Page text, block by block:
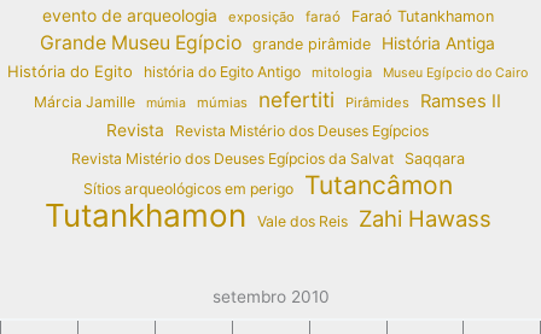
evento de arqueologia exposição faraó Faraó Tutankhamon
Grande Museu Egípcio grande pirâmide
História Antiga
História do Egito
história do Egito Antigo mitologia Museu Egípcio do Cairo
Márcia Jamille múmia múmias nefertiti Pirâmides Ramses II
Revista
Revista Mistério dos Deuses Egípcios
Revista Mistério dos Deuses Egípcios da Salvat
Saqqara
Sítios arqueológicos em perigo
Tutancâmon
Tutankhamon Vale dos Reis Zahi Hawass
setembro 2010